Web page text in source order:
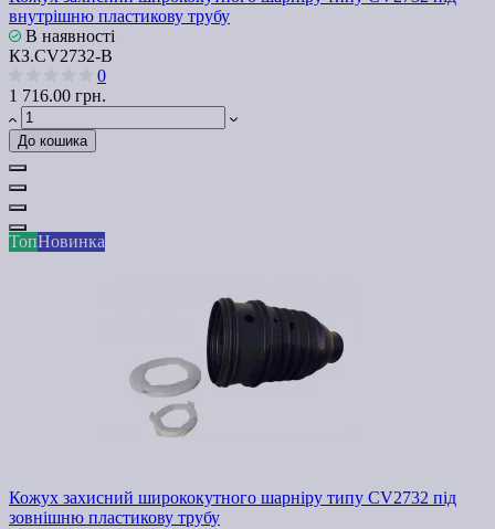
внутрішню пластикову трубу
В наявності
КЗ.СV2732-В
0
1 716.00 грн.
До кошика
ТопНовинка
Кожух захисний ширококутного шарніру типу СV2732 під
зовнішню пластикову трубу